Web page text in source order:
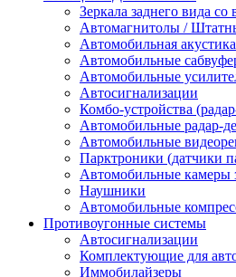
Зеркала заднего вида
Автомагнитолы /
Автомобильная акустика
Автомобильные
Автомобильные
Автосигнализации
Комбо-устройства
Автомобильные радар-
Автомобильные
Парктроники (датчики
Автомобильные камеры
Наушники
Автомобильные
Противоугонные системы
Автосигнализации
Комплектующие для
Иммобилайзеры